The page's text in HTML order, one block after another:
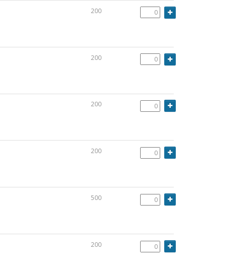
200
200
200
200
500
200